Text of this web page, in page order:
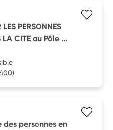
PERSONNES
LA CITE au Pôle ...
personnes en